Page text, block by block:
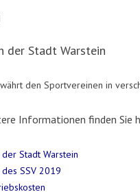
der Stadt Warstein
den Sportvereinen in
Informationen finden Sie
Stadt Warstein
SSV 2019